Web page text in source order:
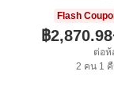
Flash
฿2,870.98
ต่อห้
2 คน 1